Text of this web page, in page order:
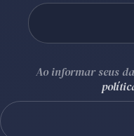
Ao informar seus